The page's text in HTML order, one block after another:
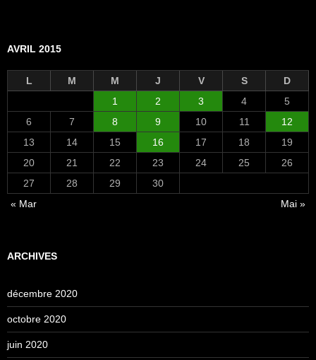
AVRIL 2015
L M M J V S
D
1
2 3 4
5
6
7 8 9 10 11
12
13
14 15 16 17 18
19
20
21 22 23 24 25
26
27
28 29
30
« Mar
Mai »
ARCHIVES
décembre 2020
octobre 2020
juin 2020